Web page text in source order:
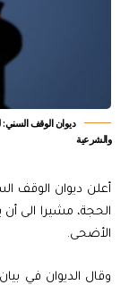
ديوان الوقف السني:
والشرعية
أعلن ديوان الوقف
الأضحى.
وقال الديوان في